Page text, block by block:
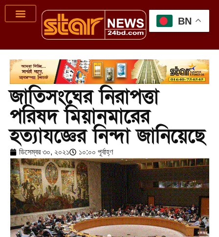
জাতিসংঘের নিরাপত্তা
পরিষদ মিয়ানমারের
হত্যাযজ্ঞের নিন্দা জানিয়েছে
ডিসেম্বর ৩০, ২০২১ ১০:০০ পূর্বাহ্ণ
BN